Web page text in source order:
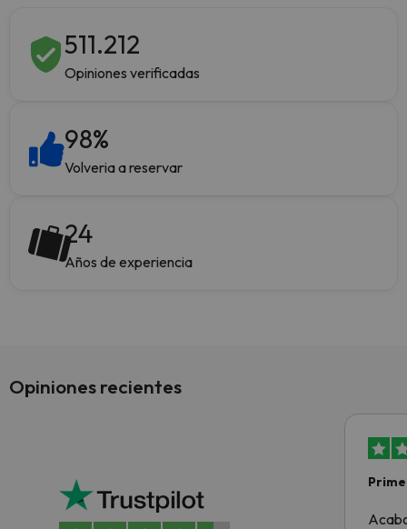
511.212
Opiniones verificadas
98%
Volveria a reservar
24
Años de experiencia
Opiniones recientes